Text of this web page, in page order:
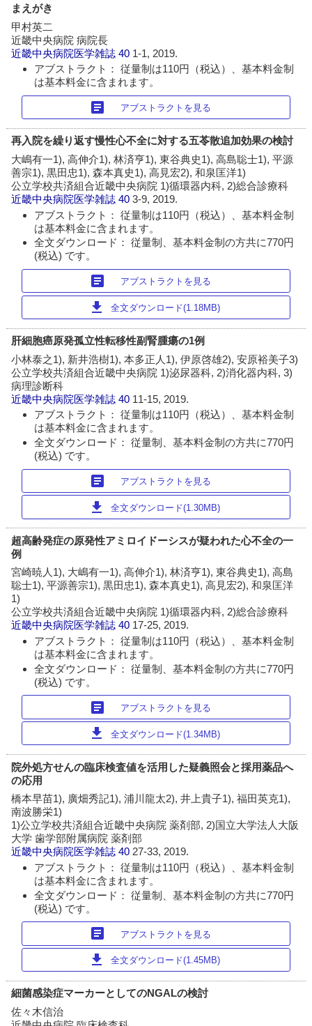
まえがき
甲村英二
近畿中央病院 病院長
近畿中央病院医学雑誌 40 1-1, 2019.
アブストラクト： 従量制は110円（税込）、基本料金制
は基本料金に含まれます。
article アブストラクトを見る
再入院を繰り返す慢性心不全に対する五苓散追加効果の検討
大嶋有一1), 高伸介1), 林済亨1), 東谷典史1), 高島聡士1), 平源
善宗1), 黒田忠1), 森本真史1), 高見宏2), 和泉匡洋1)
公立学校共済組合近畿中央病院 1)循環器内科, 2)総合診療科
近畿中央病院医学雑誌 403-9, 2019.
アブストラクト： 従量制は110円（税込）、基本料金制
は基本料金に含まれます。
全文ダウンロード： 従量制、基本料金制の方共に770円
(税込) です。
article アブストラクトを見る
download 全文ダウンロード(1.18MB)
肝細胞癌原発孤立性転移性副腎腫瘍の1例
小林泰之1), 新井浩樹1), 本多正人1), 伊原啓雄2), 安原裕美子3)
公立学校共済組合近畿中央病院 1)泌尿器科, 2)消化器内科, 3)
病理診断科
近畿中央病院医学雑誌 40 11-15, 2019.
アブストラクト： 従量制は110円（税込）、基本料金制
は基本料金に含まれます。
全文ダウンロード： 従量制、基本料金制の方共に770円
(税込) です。
article アブストラクトを見る
download 全文ダウンロード(1.30MB)
超高齢発症の原発性アミロイドーシスが疑われた心不全の一
例
宮崎暁人1), 大嶋有一1), 高伸介1), 林済亨1), 東谷典史1), 高島
聡士1), 平源善宗1), 黒田忠1), 森本真史1), 高見宏2), 和泉匡洋
1)
公立学校共済組合近畿中央病院 1)循環器内科, 2)総合診療科
近畿中央病院医学雑誌 40 17-25, 2019.
アブストラクト： 従量制は110円（税込）、基本料金制
は基本料金に含まれます。
全文ダウンロード： 従量制、基本料金制の方共に770円
(税込) です。
article アブストラクトを見る
download 全文ダウンロード(1.34MB)
院外処方せんの臨床検査値を活用した疑義照会と採用薬品へ
の応用
橋本早苗1), 廣畑秀記1), 浦川龍太2), 井上貴子1), 福田英克1),
南波勝栄1)
1)公立学校共済組合近畿中央病院 薬剤部, 2)国立大学法人大阪
大学 歯学部附属病院 薬剤部
近畿中央病院医学雑誌 40 27-33, 2019.
アブストラクト： 従量制は110円（税込）、基本料金制
は基本料金に含まれます。
全文ダウンロード： 従量制、基本料金制の方共に770円
(税込) です。
article アブストラクトを見る
download 全文ダウンロード(1.45MB)
細菌感染症マーカーとしてのNGALの検討
佐々木信治